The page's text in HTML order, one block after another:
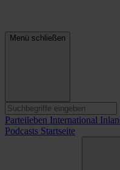
Menü schließen
Parteileben International
Podcasts Startseite